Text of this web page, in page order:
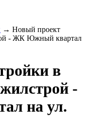
→ Новый проект
- ЖК Южный квартал
в
-
на ул.